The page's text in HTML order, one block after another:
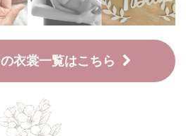
衣裳一覧はこちら